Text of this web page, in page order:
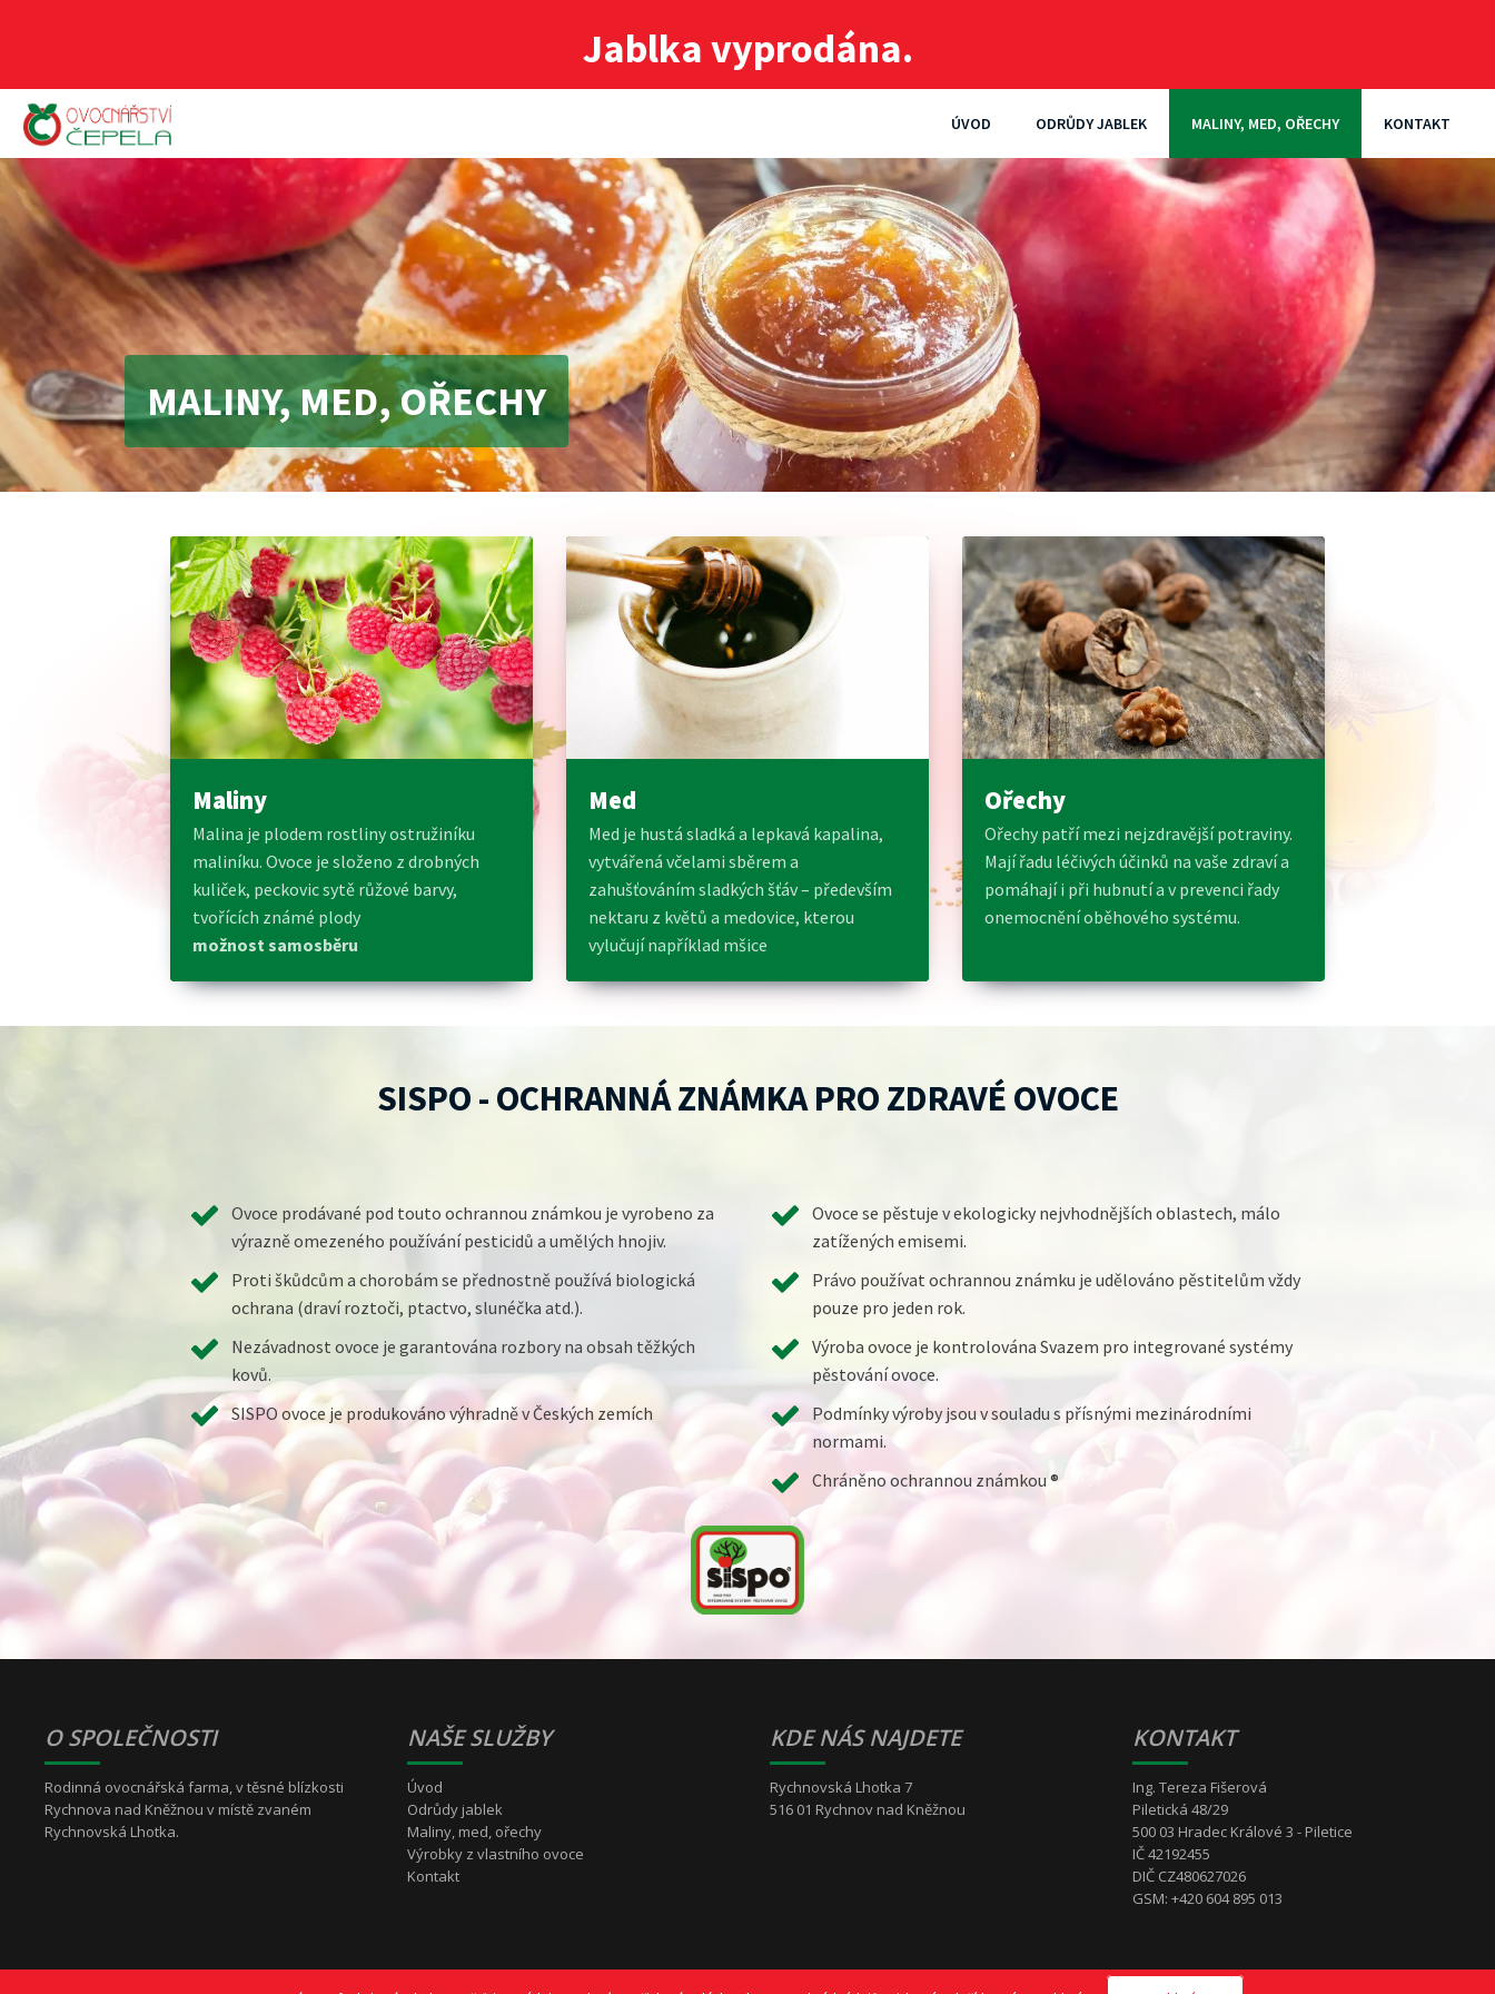
Jablka vyprodána.
ÚVOD ODRŮDY JABLEK MALINY, MED, OŘECHY KONTAKT
MALINY, MED, OŘECHY
Maliny
Malina je plodem rostliny ostružiníku
maliníku. Ovoce je složeno z drobných
kuliček, peckovic sytě růžové barvy,
tvořících známé plody
možnost samosběru
Med
Med je hustá sladká a lepkavá kapalina,
vytvářená včelami sběrem a
zahušťováním sladkých šťáv – především
nektaru z květů a medovice, kterou
vylučují například mšice
Ořechy
Ořechy patří mezi nejzdravější potraviny.
Mají řadu léčivých účinků na vaše zdraví a
pomáhají i při hubnutí a v prevenci řady
onemocnění oběhového systému.
SISPO - OCHRANNÁ ZNÁMKA PRO ZDRAVÉ OVOCE
Ovoce prodávané pod touto ochrannou známkou je vyrobeno za
výrazně omezeného používání pesticidů a umělých hnojiv.
Proti škůdcům a chorobám se přednostně používá biologická
ochrana (draví roztoči, ptactvo, slunéčka atd.).
Nezávadnost ovoce je garantována rozbory na obsah těžkých
kovů.
SISPO ovoce je produkováno výhradně v Českých zemích
Ovoce se pěstuje v ekologicky nejvhodnějších oblastech, málo
zatížených emisemi.
Právo používat ochrannou známku je udělováno pěstitelům vždy
pouze pro jeden rok.
Výroba ovoce je kontrolována Svazem pro integrované systémy
pěstování ovoce.
Podmínky výroby jsou v souladu s přísnými mezinárodními
normami.
Chráněno ochrannou známkou ®
O SPOLEČNOSTI
Rodinná ovocnářská farma, v těsné blízkosti
Rychnova nad Kněžnou v místě zvaném
Rychnovská Lhotka.
NAŠE SLUŽBY
Úvod
Odrůdy jablek
Maliny, med, ořechy
Výrobky z vlastního ovoce
Kontakt
KDE NÁS NAJDETE
Rychnovská Lhotka 7
516 01 Rychnov nad Kněžnou
KONTAKT
Ing. Tereza Fišerová
Piletická 48/29
500 03 Hradec Králové 3 - Piletice
IČ 42192455
DIČ CZ480627026
GSM: +420 604 895 013